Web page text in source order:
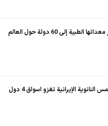
الطبية إلى 60 دولة حول العالم
النانوية الإيرانية تغزو اسواق 4 دول